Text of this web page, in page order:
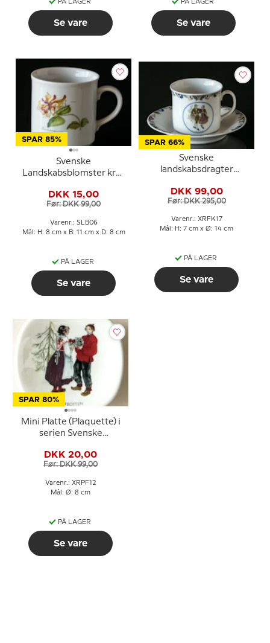
PÅ LAGER
Se vare
PÅ LAGER
Se vare
SPAR 85%
Svenske
Landskabsblomster krus
DKK 15,00
Før: DKK 99,00
Varenr.: SLB06
Mål: H: 8 cm x B: 11 cm x D: 8 cm
PÅ LAGER
Se vare
SPAR 66%
Svenske
landskabsdragter
DKK 99,00
Før: DKK 295,00
Varenr.: XRFK17
Mål: H: 7 cm x Ø: 14 cm
PÅ LAGER
Se vare
SPAR 80%
Mini Platte (Plaquette) i
serien Svenske
Norrbotten
DKK 20,00
Før: DKK 99,00
Varenr.: XRPF12
Mål: Ø: 8 cm
PÅ LAGER
Se vare